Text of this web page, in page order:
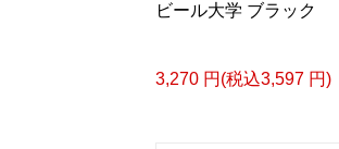
ビール大学 ブラック
3,270 円(税込3,597 円)